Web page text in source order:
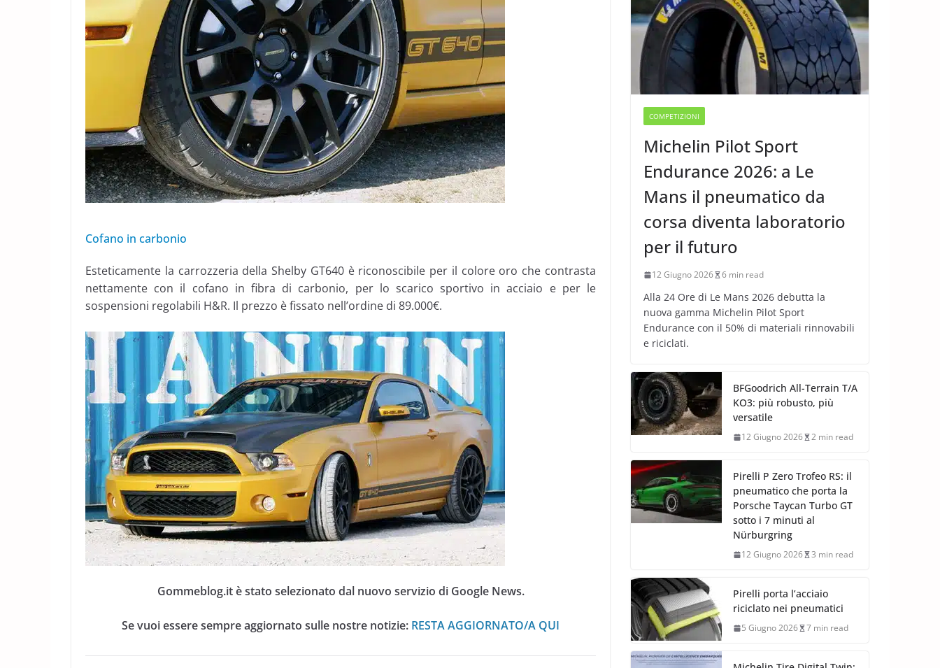
Cofano in carbonio
Esteticamente la carrozzeria della Shelby GT640 è riconoscibile per il colore oro che contrasta
nettamente con il cofano in fibra di carbonio, per lo scarico sportivo in acciaio e per le
sospensioni regolabili H&R. Il prezzo è fissato nell’ordine di 89.000€.
Gommeblog.it è stato selezionato dal nuovo servizio di Google News.
Se vuoi essere sempre aggiornato sulle nostre notizie: RESTA AGGIORNATO/A QUI
COMPETIZIONI
Michelin Pilot Sport
Endurance 2026: a Le
Mans il pneumatico da
corsa diventa laboratorio
per il futuro
12 Giugno 2026 6 min read
Alla 24 Ore di Le Mans 2026 debutta la
nuova gamma Michelin Pilot Sport
Endurance con il 50% di materiali rinnovabili
e riciclati.
BFGoodrich All-Terrain T/A
KO3: più robusto, più
versatile
12 Giugno 2026 2 min read
Pirelli P Zero Trofeo RS: il
pneumatico che porta la
Porsche Taycan Turbo GT
sotto i 7 minuti al
Nürburgring
12 Giugno 2026 3 min read
Pirelli porta l’acciaio
riciclato nei pneumatici
5 Giugno 2026 7 min read